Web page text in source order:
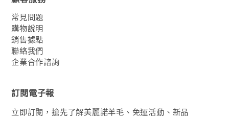
常見問題
購物說明
銷售據點
聯絡我們
企業合作諮詢
訂閱電子報
立即訂閱，搶先了解美麗諾羊毛、免運活動、新品